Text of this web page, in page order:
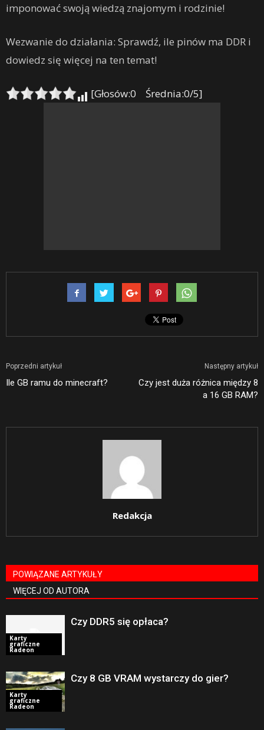
imponować swoją wiedzą znajomym i rodzinie!
Wezwanie do działania: Sprawdź, ile pinów ma DDR i
dowiedz się więcej na ten temat!
[Głosów:0 Średnia:0/5]
Poprzedni artykuł
Ile GB ramu do minecraft?
Następny artykuł
Czy jest duża różnica między 8
a 16 GB RAM?
Redakcja
POWIĄZANE ARTYKUŁY
WIĘCEJ OD AUTORA
Karty
graficzne
Radeon
Czy DDR5 się opłaca?
Karty
graficzne
Radeon
Czy 8 GB VRAM wystarczy do gier?